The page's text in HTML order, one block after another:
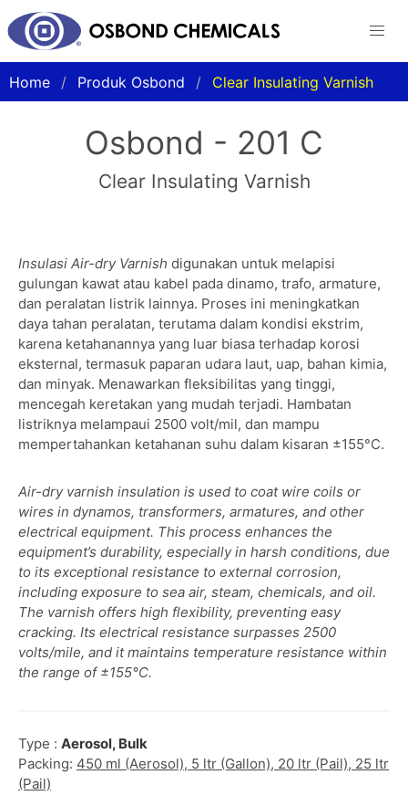
Home Produk Osbond Clear Insulating Varnish
Osbond - 201 C
Clear Insulating Varnish
Insulasi Air-dry Varnish digunakan untuk melapisi
gulungan kawat atau kabel pada dinamo, trafo, armature,
dan peralatan listrik lainnya. Proses ini meningkatkan
daya tahan peralatan, terutama dalam kondisi ekstrim,
karena ketahanannya yang luar biasa terhadap korosi
eksternal, termasuk paparan udara laut, uap, bahan kimia,
dan minyak. Menawarkan fleksibilitas yang tinggi,
mencegah keretakan yang mudah terjadi. Hambatan
listriknya melampaui 2500 volt/mil, dan mampu
mempertahankan ketahanan suhu dalam kisaran ±155°C.
Air-dry varnish insulation is used to coat wire coils or
wires in dynamos, transformers, armatures, and other
electrical equipment. This process enhances the
equipment’s durability, especially in harsh conditions, due
to its exceptional resistance to external corrosion,
including exposure to sea air, steam, chemicals, and oil.
The varnish offers high flexibility, preventing easy
cracking. Its electrical resistance surpasses 2500
volts/mile, and it maintains temperature resistance within
the range of ±155°C.
Type : Aerosol, Bulk
Packing: 450 ml (Aerosol), 5 ltr (Gallon), 20 ltr (Pail), 25 ltr
(Pail)